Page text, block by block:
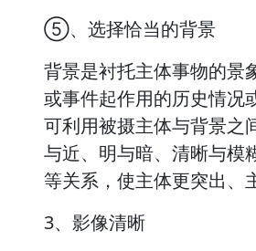
⑤、选择恰当的背景
背景是衬托主体事物的景
或事件起作用的历史情况
可利用被摄主体与背景之
与近、明与暗、清晰与模
等关系，使主体更突出、
3、影像清晰